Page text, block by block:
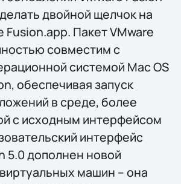
двойной щелчок на
Fusion.app. Пакет VMware
совместим с
системой Mac OS
обеспечивая запуск
в среде, более
с исходным интерфейсом
интерфейс
5.0 дополнен новой
машин – она